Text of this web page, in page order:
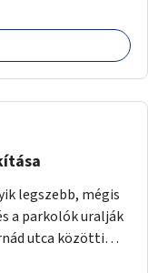
legszebb, mégis
a parkolók uralják
utca közötti